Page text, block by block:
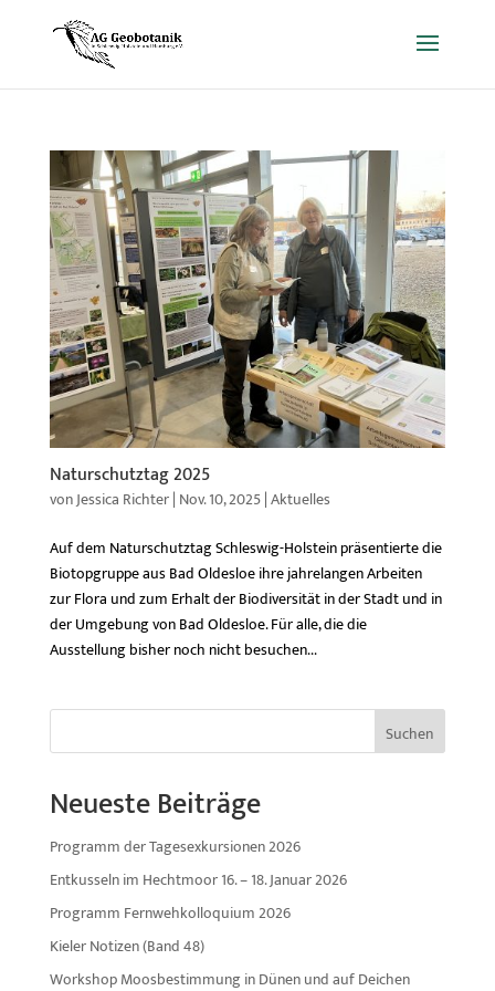
Naturschutztag 2025
vonJessica Richter| Nov. 10, 2025|Aktuelles
Auf dem Naturschutztag Schleswig-Holstein präsentierte die
Biotopgruppe aus Bad Oldesloe ihre jahrelangen Arbeiten
zur Flora und zum Erhalt der Biodiversität in der Stadt und in
der Umgebung von Bad Oldesloe. Für alle, die die
Ausstellung bisher noch nicht besuchen...
Suchen
Neueste Beiträge
Programm der Tagesexkursionen 2026
Entkusseln im Hechtmoor 16. – 18. Januar 2026
Programm Fernwehkolloquium 2026
Kieler Notizen (Band 48)
Workshop Moosbestimmung in Dünen und auf Deichen